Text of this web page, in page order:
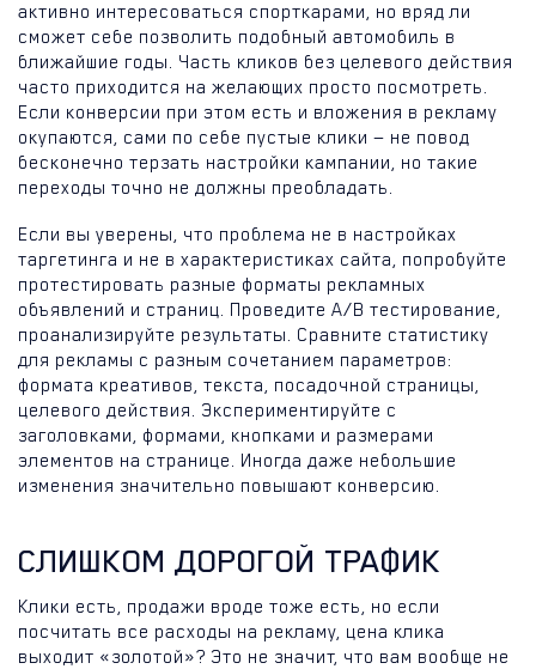
активно интересоваться спорткарами, но вряд ли
сможет себе позволить подобный автомобиль в
ближайшие годы. Часть кликов без целевого действия
часто приходится на желающих просто посмотреть.
Если конверсии при этом есть и вложения в рекламу
окупаются, сами по себе пустые клики — не повод
бесконечно терзать настройки кампании, но такие
переходы точно не должны преобладать.
Если вы уверены, что проблема не в настройках
таргетинга и не в характеристиках сайта, попробуйте
протестировать разные форматы рекламных
объявлений и страниц. Проведите А/В тестирование,
проанализируйте результаты. Сравните статистику
для рекламы с разным сочетанием параметров:
формата креативов, текста, посадочной страницы,
целевого действия. Экспериментируйте с
заголовками, формами, кнопками и размерами
элементов на странице. Иногда даже небольшие
изменения значительно повышают конверсию.
СЛИШКОМ ДОРОГОЙ ТРАФИК
Клики есть, продажи вроде тоже есть, но если
посчитать все расходы на рекламу, цена клика
выходит «золотой»? Это не значит, что вам вообще не